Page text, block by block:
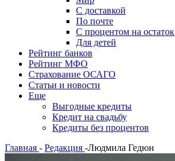
С доставкой
По почте
С процентом на остаток
Для детей
Рейтинг банков
Рейтинг МФО
Страхование ОСАГО
Статьи и новости
Еще
Выгодные кредиты
Кредит на свадьбу
Кредиты без процентов
Главная - Редакция -Людмила Гедюн